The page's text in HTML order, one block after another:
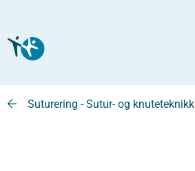
Suturering - Sutur- og knuteteknikk